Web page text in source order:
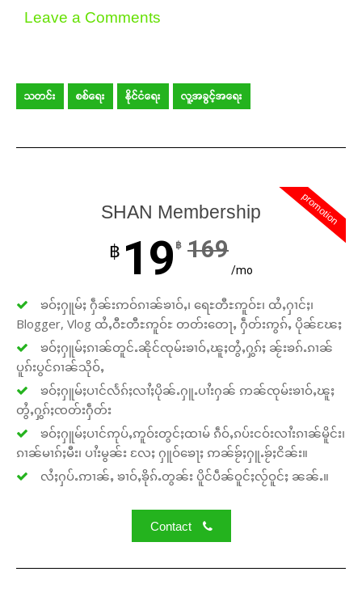
Leave a Comments
သတင်း စစ်ရေး နိုင်ငံရေး လူ့အခွင့်အရေး
promotion
SHAN Membership
฿ 19 ฿ 169
/mo
ၶဝ်ႈႁူမ်ႈ ႁဵၼ်းဢဝ်ၵၢၼ်ၶၢဝ်ႇ၊ ရေႊတီႊဢူဝ်ႊ၊ ထႆႇႁၢင်ႈ၊
Blogger, Vlog ထႆႇဝီႊတီႊဢူဝ်ႊ တတ်းတေႃႇ ႁဵတ်းဢွၵ်ႇ ပိုၼ်ၽႄႈ
ၶဝ်ႈႁူမ်ႈၵၢၼ်တူင်ႉၼိုင်ၸုမ်းၶၢဝ်ႇၽူႈတွႆႇႁွၵ်ႈ ၼႂ်းၶၵ်ႉၵၢၼ်
ပူၵ်းပွင်ၵၢၼ်သိုဝ်ႇ
ၶဝ်ႈႁူမ်ႈပၢင်လႅၵ်ႈလၢႆႈပိုၼ်ႉႁူႉပၢႆးႁၼ် ဢၼ်ၸုမ်းၶၢဝ်ႇၽူႈ
တွႆႇႁွၵ်ႈၸတ်းႁဵတ်း
ၶဝ်ႈႁူမ်ႈပၢင်ဢုပ်ႇဢူဝ်းတွင်ႈထၢမ် ၵဵဝ်ႇၵပ်းငဝ်းလၢႆးၵၢၼ်မိူင်း၊
ၵၢၼ်မၢၵ်ႈမီး၊ ပၢႆးမွၼ်း လႄႈ ႁူဝ်ၶေႃႈ ဢၼ်ၶႂ်ႈႁူႉၶႂ်ႈငိၼ်း။
လႆႈႁပ်ႉဢၢၼ်ႇ ၶၢဝ်ႇၶိုၵ်ႉတွၼ်း ပိူင်ပဵၼ်ဝူင်ႈလႂ်ဝူင်ႈ ၼၼ်ႉ။
Contact